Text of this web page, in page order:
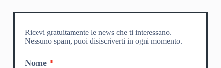
Ricevi gratuitamente le news che ti interessano.
Nessuno spam, puoi disiscriverti in ogni momento.
Nome